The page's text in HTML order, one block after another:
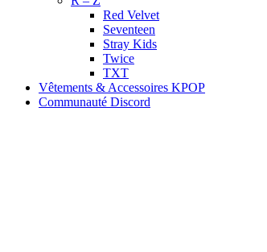
Red Velvet
Seventeen
Stray Kids
Twice
TXT
Vêtements & Accessoires KPOP
Communauté Discord